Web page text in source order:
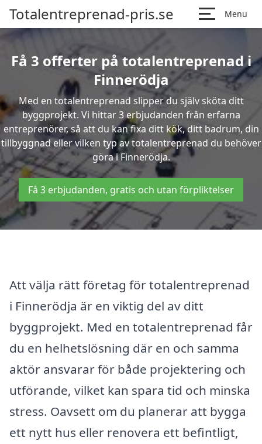
Totalentreprenad-pris.se Menu
Få 3 offerter på totalentreprenad i
Finnerödja
Med en totalentreprenad slipper du själv sköta ditt
byggprojekt. Vi hittar 3 erbjudanden från erfarna
entreprenörer, så att du kan fixa ditt kök, ditt badrum, din
tillbyggnad eller vilken typ av totalentreprenad du behöver
göra i Finnerödja.
Få 3 erbjudanden, gratis och utan förpliktelser
Att välja rätt företag för totalentreprenad
i Finnerödja är en viktig del av ditt
byggprojekt. Med en totalentreprenad får
du en helhetslösning där en och samma
aktör ansvarar för både projektering och
utförande, vilket kan spara tid och minska
stress. Oavsett om du planerar att bygga
ett nytt hus eller renovera ett befintligt,